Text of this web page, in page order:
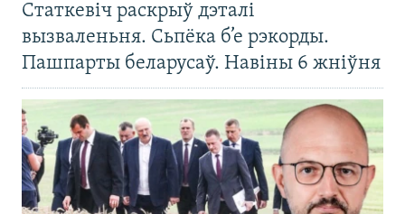
Статкевіч раскрыў дэталі
вызваленьня. Сьпёка б’е рэкорды.
Пашпарты беларусаў. Навіны 6 жніўня